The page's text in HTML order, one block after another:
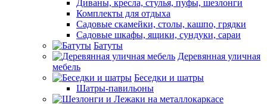
Диваны, кресла, стулья, пуфы, шезлонги
Комплекты для отдыха
Садовые скамейки, столы, кашпо, грядки
Садовые шкафы, ящики, сундуки, сараи
Батуты
Деревянная уличная
мебель
Беседки и шатры
Шатры-павильоны